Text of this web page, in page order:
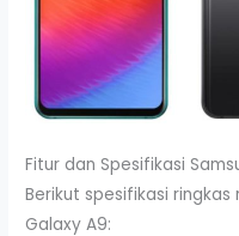
Fitur dan Spesifikasi
Berikut spesifikasi
Galaxy A9: